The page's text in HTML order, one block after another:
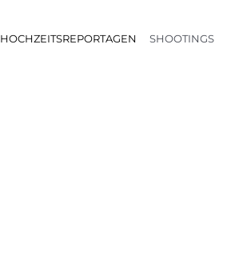
HOCHZEITSREPORTAGEN SHOOTINGS